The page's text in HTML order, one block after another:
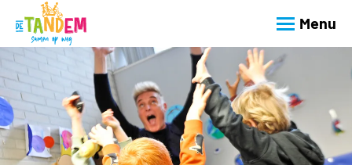
Menu